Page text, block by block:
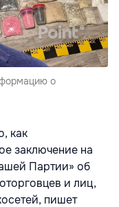
о
как
заключение на
Партии» об
и лиц,
пишет